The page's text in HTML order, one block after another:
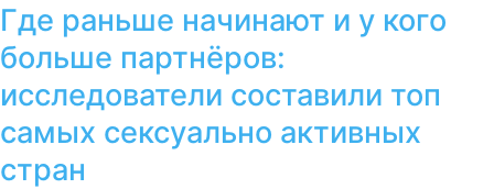
Где раньше начинают и у кого
больше партнёров:
исследователи составили топ
самых сексуально активных
стран